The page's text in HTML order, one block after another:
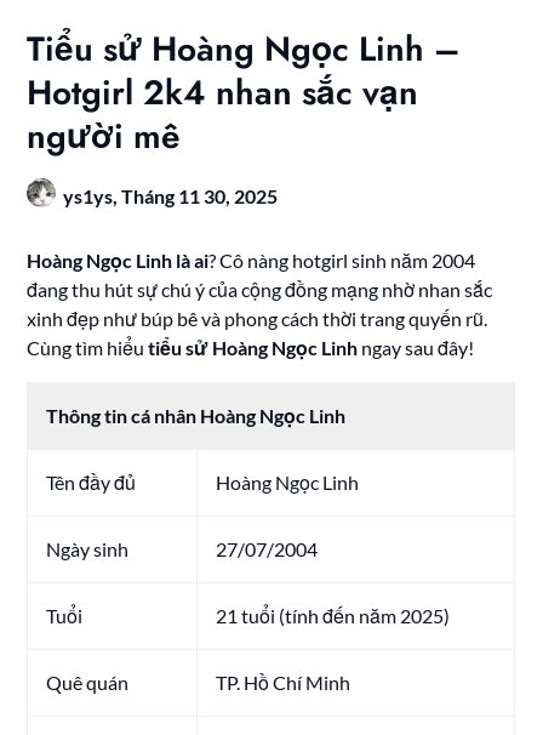
Tiểu sử Hoàng Ngọc Linh –
Hotgirl 2k4 nhan sắc vạn
người mê
ys1ys,Tháng 11 30, 2025
Hoàng Ngọc Linh là ai? Cô nàng hotgirl sinh năm 2004
đang thu hút sự chú ý của cộng đồng mạng nhờ nhan sắc
xinh đẹp như búp bê và phong cách thời trang quyến rũ.
Cùng tìm hiểutiểu sử Hoàng Ngọc Linh ngay sau đây!
Thông tin cá nhân Hoàng Ngọc Linh
Tên đầy đủ Hoàng Ngọc Linh
Ngày sinh 27/07/2004
Tuổi 21 tuổi (tính đến năm 2025)
Quê quán TP. Hồ Chí Minh